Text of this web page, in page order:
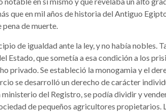
que en mil años de historia del Antiguo
de muerte.
de igualdad ante la ley, y no había nobles.
Estado, que sometía a esa condición a los
privado. Se estableció la monogamia y el
se desarrolló un derecho de carácter
del Registro, se podía dividir y
de pequeños agricultores propietarios.